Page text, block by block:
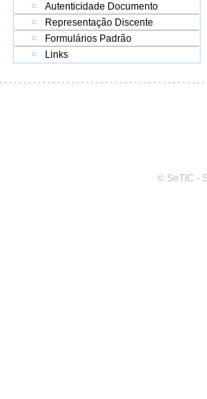
Autenticidade Documento
Representação Discente
Formulários Padrão
Links
© SeTIC -